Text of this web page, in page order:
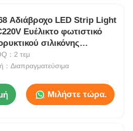
Αδιάβροχο LED Strip Light
Ευέλικτο φωτιστικό
σιλικόνης
15W/M υψηλής
Βιομηχανικό
：2 τεμ
：Διαπραγματεύσιμα
Μιλήστε τώρα.